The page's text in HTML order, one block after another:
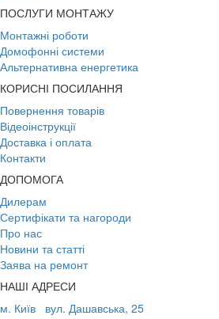
ПОСЛУГИ МОНТАЖУ
Монтажні роботи
Домофонні системи
Альтернативна енергетика
КОРИСНІ ПОСИЛАННЯ
Повернення товарів
Відеоінструкції
Доставка і оплата
Контакти
ДОПОМОГА
Дилерам
Сертифікати та нагороди
Про нас
Новини та статті
Заява на ремонт
НАШІ АДРЕСИ
м. Київ
вул. Дашавська, 25